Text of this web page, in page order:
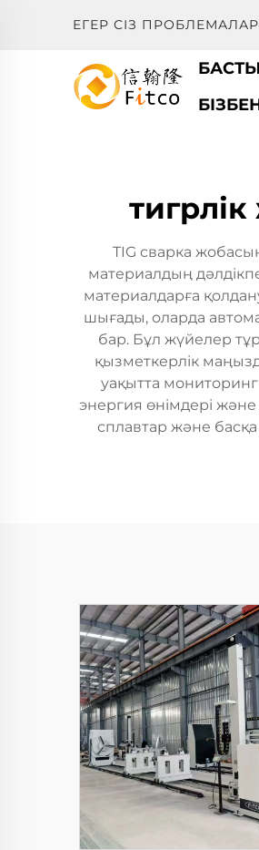
ЕГЕР СІЗ
TIG сварка
материалдың
материалдарға
шығады, оларда
бар. Бұл жүйелер
қызметкерлік
уақытта
энергия өнімдері
сплавтар және